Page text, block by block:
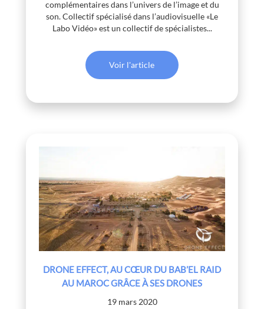
complémentaires dans l’univers de l’image et du
son. Collectif spécialisé dans l’audiovisuelle «Le
Labo Vidéo» est un collectif de spécialistes...
Voir l'article
DRONE EFFECT, AU CŒUR DU BAB’EL RAID
AU MAROC GRÂCE À SES DRONES
19 mars 2020